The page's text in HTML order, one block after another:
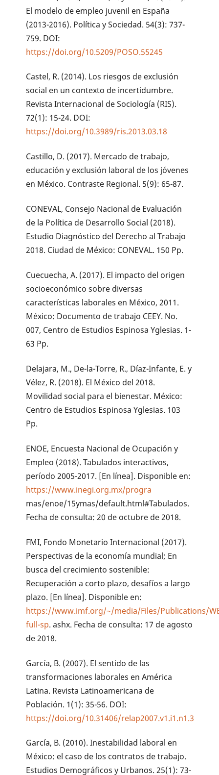
El modelo de empleo juvenil en España
(2013-2016). Política y Sociedad. 54(3): 737-
759. DOI:
https://doi.org/10.5209/POSO.55245
Castel, R. (2014). Los riesgos de exclusión
social en un contexto de incertidumbre.
Revista Internacional de Sociología (RIS).
72(1): 15-24. DOI:
https://doi.org/10.3989/ris.2013.03.18
Castillo, D. (2017). Mercado de trabajo,
educación y exclusión laboral de los jóvenes
en México. Contraste Regional. 5(9): 65-87.
CONEVAL, Consejo Nacional de Evaluación
de la Política de Desarrollo Social (2018).
Estudio Diagnóstico del Derecho al Trabajo
2018. Ciudad de México: CONEVAL. 150 Pp.
Cuecuecha, A. (2017). El impacto del origen
socioeconómico sobre diversas
características laborales en México, 2011.
México: Documento de trabajo CEEY. No.
007, Centro de Estudios Espinosa Yglesias. 1-
63 Pp.
Delajara, M., De-la-Torre, R., Díaz-Infante, E. y
Vélez, R. (2018). El México del 2018.
Movilidad social para el bienestar. México:
Centro de Estudios Espinosa Yglesias. 103
Pp.
ENOE, Encuesta Nacional de Ocupación y
Empleo (2018). Tabulados interactivos,
período 2005-2017. [En línea]. Disponible en:
https://www.inegi.org.mx/progra
mas/enoe/15ymas/default.html#Tabulados.
Fecha de consulta: 20 de octubre de 2018.
FMI, Fondo Monetario Internacional (2017).
Perspectivas de la economía mundial; En
busca del crecimiento sostenible:
Recuperación a corto plazo, desafíos a largo
plazo. [En línea]. Disponible en:
https://www.imf.org/~/media/Files/Publications/
full-sp. ashx. Fecha de consulta: 17 de agosto
de 2018.
García, B. (2007). El sentido de las
transformaciones laborales en América
Latina. Revista Latinoamericana de
Población. 1(1): 35-56. DOI:
https://doi.org/10.31406/relap2007.v1.i1.n1.3
García, B. (2010). Inestabilidad laboral en
México: el caso de los contratos de trabajo.
Estudios Demográficos y Urbanos. 25(1): 73-